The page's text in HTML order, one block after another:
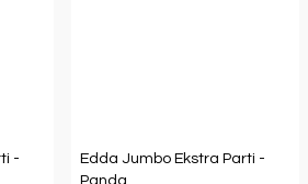
-
Edda Jumbo Ekstra Parti -
Panda